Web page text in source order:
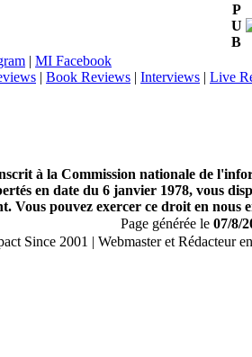
P
U
B
| MI Facebook
| Book Reviews | Interviews | Live
à la Commission nationale de
en date du 6 janvier 1978, vous
Vous pouvez exercer ce droit en
Page générée le 07/8/
Since 2001 | Webmaster et Rédacteur